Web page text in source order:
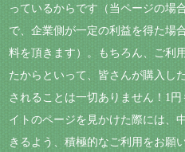
っているからです（当ページの場
で、企業側が一定の利益を得た場
料を頂きます）。もちろん、ご利
たからといって、皆さんが購入し
されることは一切ありません！1
イトのページを見かけた際には、
きるよう、積極的なご利用をお願